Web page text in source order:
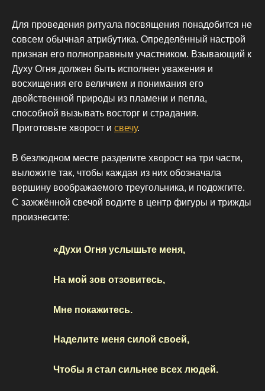
Для проведения ритуала посвящения понадобится не
совсем обычная атрибутика. Определённый настрой
признан его полноправным участником. Взывающий к
Духу Огня должен быть исполнен уважения и
восхищения его величием и понимания его
двойственной природы из пламени и пепла,
способной вызывать восторг и страдания.
Приготовьте хворост и свечу.
В безлюдном месте разделите хворост на три части,
выложите так, чтобы каждая из них обозначала
вершину воображаемого треугольника, и подожгите.
С зажжённой свечой водите в центр фигуры и трижды
произнесите:
«Духи Огня услышьте меня,
На мой зов отзовитесь,
Мне покажитесь.
Наделите меня силой своей,
Чтобы я стал сильнее всех людей.